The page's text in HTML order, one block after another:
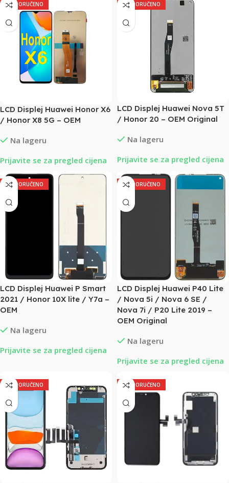
PREPORUČENO
LCD Displej Huawei Honor X6
/ Honor X8 5G – OEM
Na lageru
Prijavite se za pregled cijena
PREPORUČENO
LCD Displej Huawei Nova 5T
/ Honor 20 – OEM Original
Na lageru
Prijavite se za pregled cijena
PREPORUČENO
LCD Displej Huawei P Smart
2021 / Honor 10X lite / Y7a –
OEM
Na lageru
Prijavite se za pregled cijena
PREPORUČENO
LCD Displej Huawei P40 Lite
/ Nova 5i / Nova 6 SE /
Nova 7i / P20 Lite 2019 –
OEM Original
Na lageru
Prijavite se za pregled cijena
PREPORUČENO PREPORUČENO